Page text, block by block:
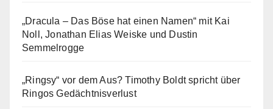
„Dracula – Das Böse hat einen Namen“ mit Kai
Noll, Jonathan Elias Weiske und Dustin
Semmelrogge
„Ringsy“ vor dem Aus? Timothy Boldt spricht über
Ringos Gedächtnisverlust